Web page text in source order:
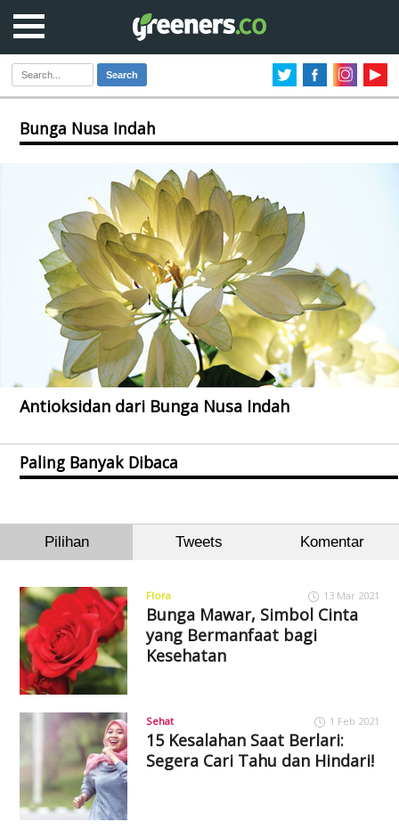
Search
Bunga Nusa Indah
Antioksidan dari Bunga Nusa Indah
Paling Banyak Dibaca
Pilihan Tweets Komentar
Flora 13 Mar 2021
Bunga Mawar, Simbol Cinta
yang Bermanfaat bagi
Kesehatan
Sehat 1 Feb 2021
15 Kesalahan Saat Berlari:
Segera Cari Tahu dan Hindari!